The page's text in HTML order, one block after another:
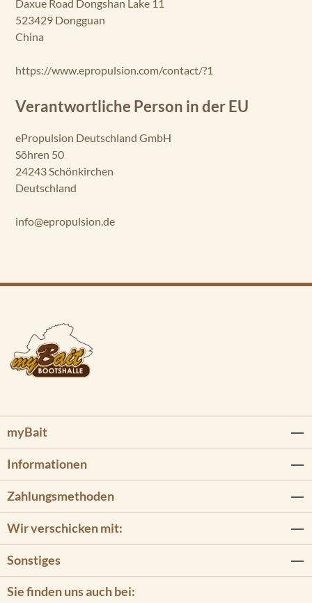
Daxue Road Dongshan Lake 11
523429 Dongguan
China
https://www.epropulsion.com/contact/?1
Verantwortliche Person in der EU
ePropulsion Deutschland GmbH
Söhren 50
24243 Schönkirchen
Deutschland
info@epropulsion.de
myBait
Informationen
Sie finden uns auch bei:
Zahlungsmethoden
Wir verschicken mit:
Sonstiges